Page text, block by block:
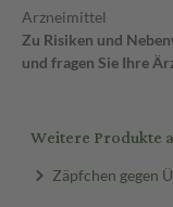
Arzneimittel
Zu Risiken und
und fragen Sie Ihre
Weitere Produkte
Zäpfchen gegen